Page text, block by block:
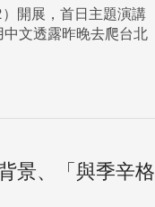
開展，首日主題演講
中文透露昨晚去爬台北
景、「與季辛格